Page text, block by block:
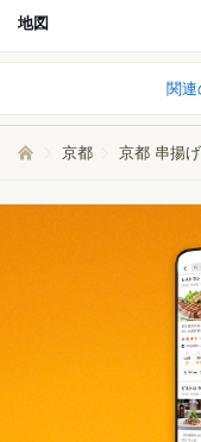
地図
関
京都 京都 串揚げ